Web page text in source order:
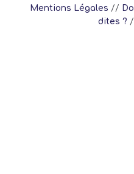
Mentions Légales //
dites ?